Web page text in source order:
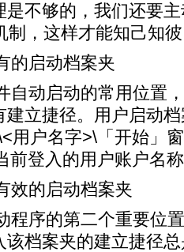
是不够的，我们还要
制，这样才能知己知
的启动档案夹
自动启动的常用位置
建立捷径。用户启动
用户名字>\「开始」
前登入的用户账户名
效的启动档案夹
程序的第二个重要位
该档案夹的建立捷径